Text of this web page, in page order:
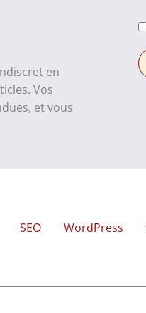
en
Vos
et vous
SEO WordPress